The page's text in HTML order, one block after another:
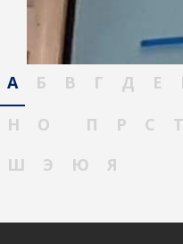
А Б В Г Д Е
Н
О П Р С Т
Ш
Э Ю Я